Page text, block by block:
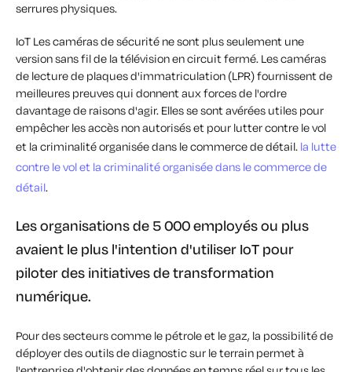
serrures physiques.
IoT Les caméras de sécurité ne sont plus seulement une
version sans fil de la télévision en circuit fermé. Les caméras
de lecture de plaques d'immatriculation (LPR) fournissent de
meilleures preuves qui donnent aux forces de l'ordre
davantage de raisons d'agir. Elles se sont avérées utiles pour
empêcher les accès non autorisés et pour lutter contre le vol
et la criminalité organisée dans le commerce de détail. la lutte
contre le vol et la criminalité organisée dans le commerce de
détail.
Les organisations de 5 000 employés ou plus
avaient le plus l'intention d'utiliser IoT pour
piloter des initiatives de transformation
numérique.
Pour des secteurs comme le pétrole et le gaz, la possibilité de
déployer des outils de diagnostic sur le terrain permet à